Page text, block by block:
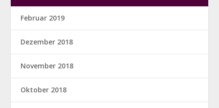
Februar 2019
Dezember 2018
November 2018
Oktober 2018